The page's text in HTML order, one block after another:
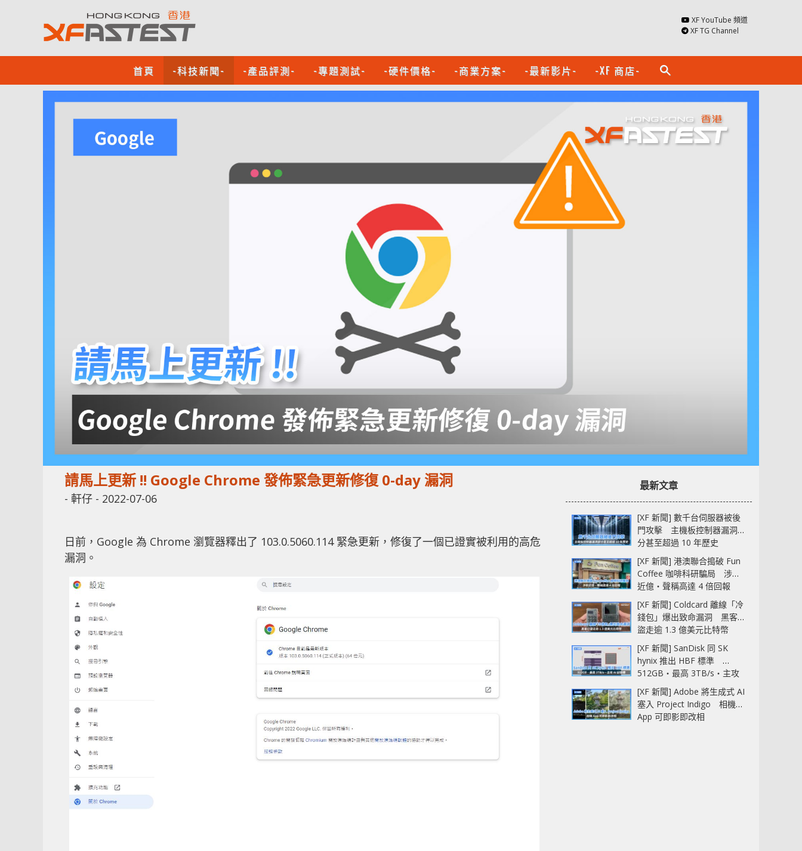
XF YouTube 頻道
XF TG Channel
首頁 -科技新聞- -產品評測- -專題測試- -硬件價格- -商業方案- -最新影片- -XF 商店- search
請馬上更新 !! Google Chrome 發佈緊急更新修復 0-day 漏洞
- 軒仔 - 2022-07-06
日前，Google 為 Chrome 瀏覽器釋出了 103.0.5060.114 緊急更新，修復了一個已證實被利用的高危
漏洞。
最新文章
[XF 新聞] 數千台伺服器被後
門攻擊 主機板控制器漏洞部
分甚至超過 10 年歷史
[XF 新聞] 港澳聯合搗破 Fun
Coffee 咖啡科研騙局 涉款
近億‧聲稱高達 4 倍回報
[XF 新聞] Coldcard 離線「冷
錢包」爆出致命漏洞 黑客已
盜走逾 1.3 億美元比特幣
[XF 新聞] SanDisk 同 SK
hynix 推出 HBF 標準
512GB‧最高 3TB/s‧主攻
AI 記憶體
[XF 新聞] Adobe 將生成式 AI
塞入 Project Indigo 相機
App 可即影即改相